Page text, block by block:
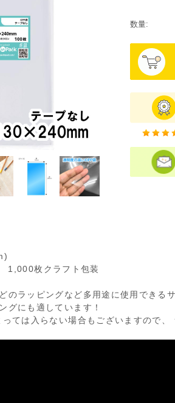
数量:
1,000枚クラフト包装
のラッピングなど多用途に使用できる
グにも適しています！
ては入らない場合もございますので